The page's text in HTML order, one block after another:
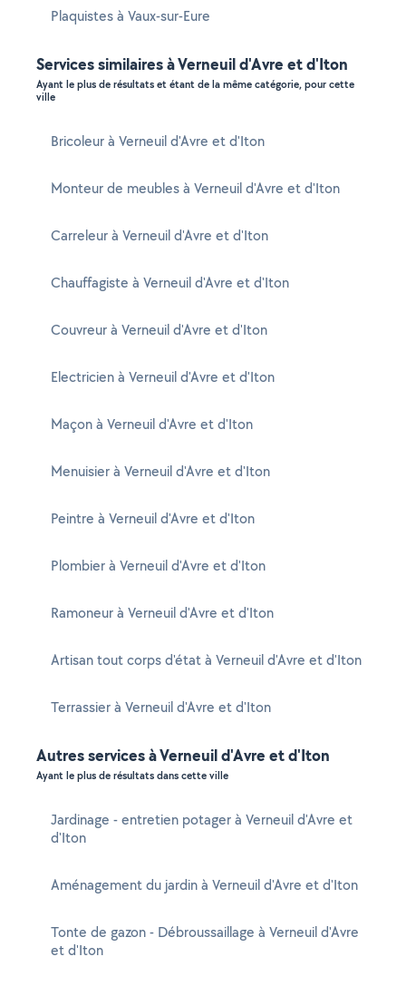
Plaquistes à Vaux-sur-Eure
Services similaires à Verneuil d'Avre et d'Iton
Ayant le plus de résultats et étant de la même catégorie, pour cette
ville
Bricoleur à Verneuil d'Avre et d'Iton
Monteur de meubles à Verneuil d'Avre et d'Iton
Carreleur à Verneuil d'Avre et d'Iton
Chauffagiste à Verneuil d'Avre et d'Iton
Couvreur à Verneuil d'Avre et d'Iton
Electricien à Verneuil d'Avre et d'Iton
Maçon à Verneuil d'Avre et d'Iton
Menuisier à Verneuil d'Avre et d'Iton
Peintre à Verneuil d'Avre et d'Iton
Plombier à Verneuil d'Avre et d'Iton
Ramoneur à Verneuil d'Avre et d'Iton
Artisan tout corps d'état à Verneuil d'Avre et d'Iton
Terrassier à Verneuil d'Avre et d'Iton
Autres services à Verneuil d'Avre et d'Iton
Ayant le plus de résultats dans cette ville
Jardinage - entretien potager à Verneuil d'Avre et
d'Iton
Aménagement du jardin à Verneuil d'Avre et d'Iton
Tonte de gazon - Débroussaillage à Verneuil d'Avre
et d'Iton